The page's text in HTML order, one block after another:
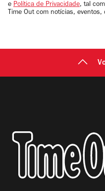
e Política de Privacidade, tal
Time Out com notícias,